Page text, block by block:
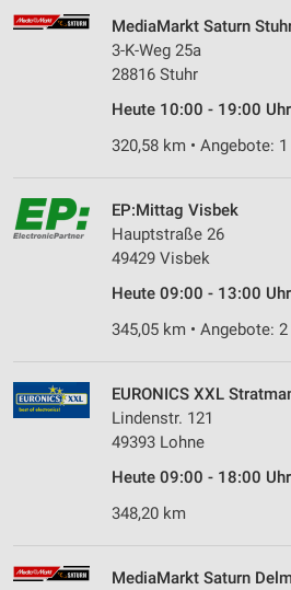
MediaMarkt Saturn
3-K-Weg 25a
28816 Stuhr
Heute 10:00 - 19:00
320,58 km • Angebote:
EP:Mittag Visbek
Hauptstraße 26
49429 Visbek
Heute 09:00 - 13:00
345,05 km • Angebote:
EURONICS XXL
Lindenstr. 121
49393 Lohne
Heute 09:00 - 18:00
348,20 km
MediaMarkt Saturn